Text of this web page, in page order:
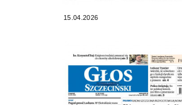
15.04.2026